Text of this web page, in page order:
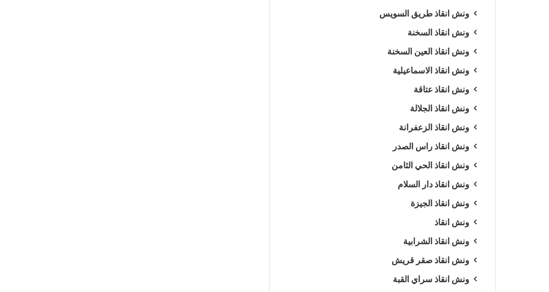
ونش انقاذ طريق السويس
ونش انقاذ السخنة
ونش انقاذ العين السخنة
ونش انقاذ الاسماعيلية
ونش انقاذ عتاقة
ونش انقاذ الجلالة
ونش انقاذ الزعفرانة
ونش انقاذ راس الصدر
ونش انقاذ الحي الثامن
ونش انقاذ دار السلام
ونش انقاذ الجيزة
ونش انقاذ
ونش انقاذ الشرابية
ونش انقاذ صقر قريش
ونش انقاذ سراي القبة